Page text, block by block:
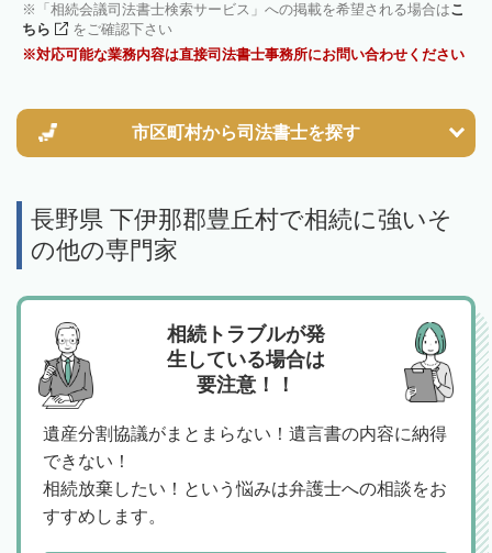
「相続会議司法書士検索サービス」への掲載を希望される場合はこ
ちら
をご確認下さい
対応可能な業務内容は直接司法書士事務所にお問い合わせください
市区町村から司法書士を探す
長野県 下伊那郡豊丘村で相続に強いそ
の他の専門家
相続トラブルが発
生している場合は
要注意！！
遺産分割協議がまとまらない！遺言書の内容に納得
できない！
相続放棄したい！という悩みは弁護士への相談をお
すすめします。